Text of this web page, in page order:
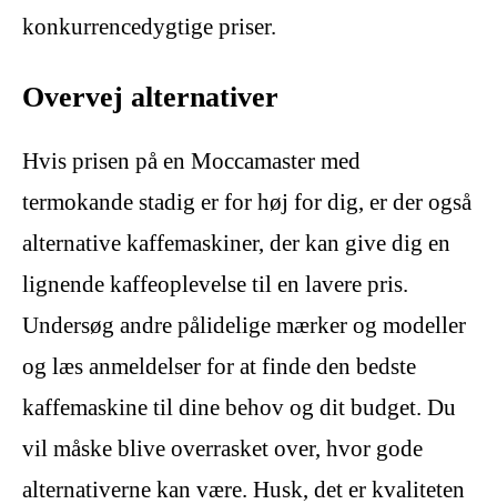
konkurrencedygtige priser.
Overvej alternativer
Hvis prisen på en Moccamaster med
termokande stadig er for høj for dig, er der også
alternative kaffemaskiner, der kan give dig en
lignende kaffeoplevelse til en lavere pris.
Undersøg andre pålidelige mærker og modeller
og læs anmeldelser for at finde den bedste
kaffemaskine til dine behov og dit budget. Du
vil måske blive overrasket over, hvor gode
alternativerne kan være. Husk, det er kvaliteten